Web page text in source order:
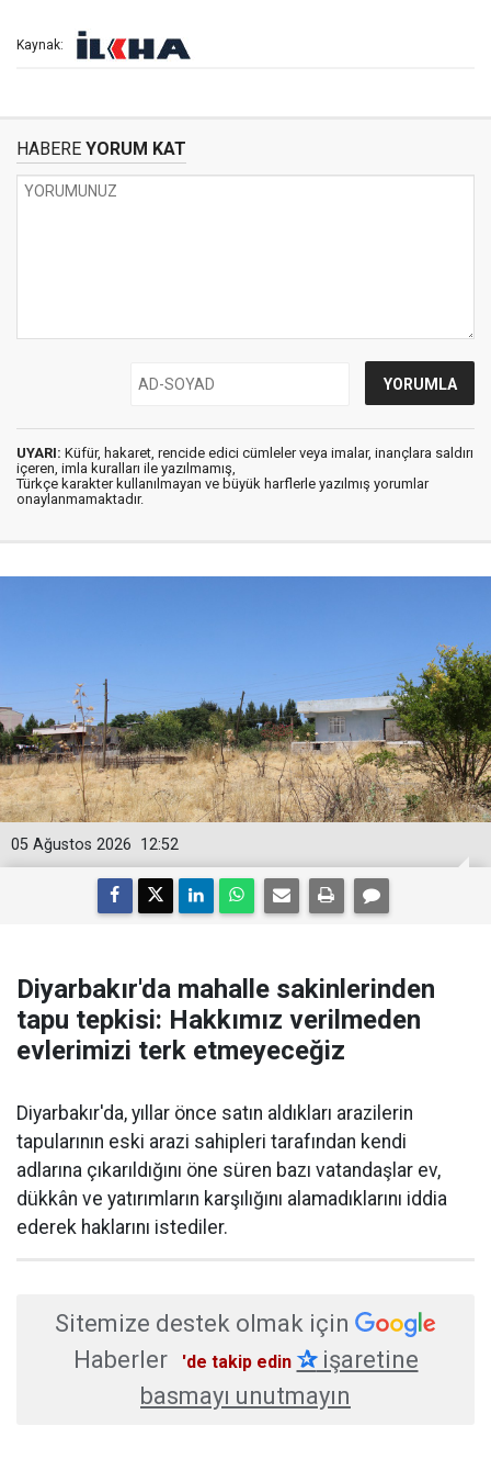
Kaynak:
HABERE YORUM KAT
UYARI: Küfür, hakaret, rencide edici cümleler veya imalar, inançlara saldırı
içeren, imla kuralları ile yazılmamış,
Türkçe karakter kullanılmayan ve büyük harflerle yazılmış yorumlar
onaylanmamaktadır.
12:52
05 Ağustos 2026
Diyarbakır'da mahalle sakinlerinden
tapu tepkisi: Hakkımız verilmeden
evlerimizi terk etmeyeceğiz
Diyarbakır'da, yıllar önce satın aldıkları arazilerin
tapularının eski arazi sahipleri tarafından kendi
adlarına çıkarıldığını öne süren bazı vatandaşlar ev,
dükkân ve yatırımların karşılığını alamadıklarını iddia
ederek haklarını istediler.
Sitemize destek olmak için
Haberler
'de takip edin ✰işaretine
basmayı unutmayın